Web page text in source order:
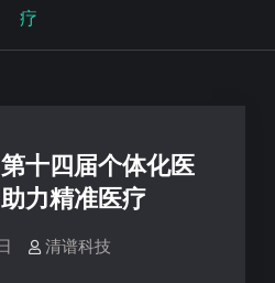
疗
十四届个体化医
力精准医疗
清谱科技